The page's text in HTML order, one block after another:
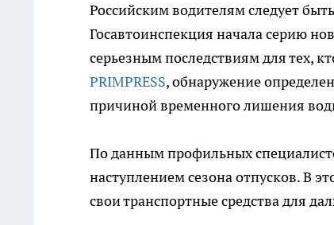
Российским водителям следует
Госавтоинспекция начала серию
серьезным последствиям для тех,
PRIMPRESS, обнаружение
причиной временного лишения
По данным профильных
наступлением сезона отпусков. В
свои транспортные средства для